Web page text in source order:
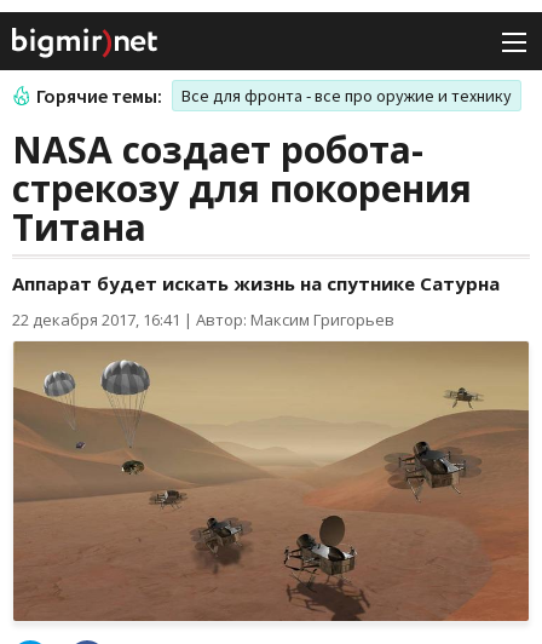
Горячие темы: Все для фронта - все про оружие и технику
NASA создает робота-
стрекозу для покорения
Титана
Аппарат будет искать жизнь на спутнике Сатурна
22 декабря 2017, 16:41 | Автор: Максим Григорьев